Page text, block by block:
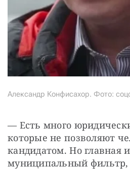
Александр Конфисахор. Фото:
— Есть много
которые не позволяют
кандидатом. Но главная